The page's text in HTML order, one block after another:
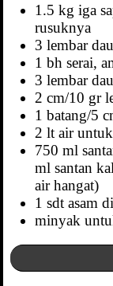
1.5 kg iga
rusuknya
3 lembar
1 bh serai,
3 lembar
2 cm/10 gr
1 batang/5
2 lt air
750 ml
ml santan
air hangat)
1 sdt asam
minyak